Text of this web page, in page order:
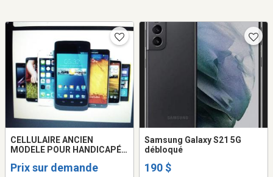
CELLULAIRE ANCIEN
MODELE POUR HANDICAPÉ
Prix sur demande
Samsung Galaxy S21 5G
débloqué
190 $